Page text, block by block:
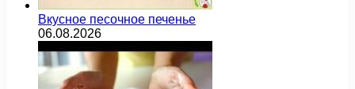
Вкусное песочное печенье
06.08.2026